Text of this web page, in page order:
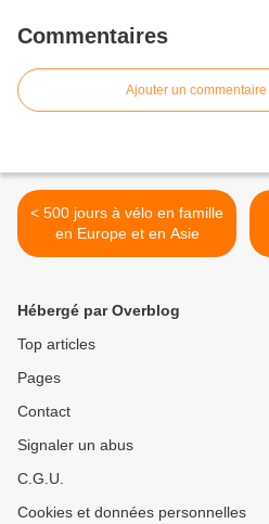
Commentaires
Ajouter un commentaire
< 500 jours à vélo en famille
en Europe et en Asie
Hébergé par Overblog
Top articles
Pages
Contact
Signaler un abus
C.G.U.
Cookies et données personnelles